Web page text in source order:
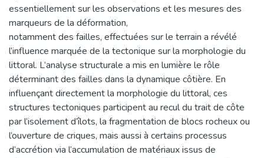
essentiellement sur les observations et les mesures des
marqueurs de la déformation,
notamment des failles, effectuées sur le terrain a révélé
l’influence marquée de la tectonique sur la morphologie du
littoral. L’analyse structurale a mis en lumière le rôle
déterminant des failles dans la dynamique côtière. En
influençant directement la morphologie du littoral, ces
structures tectoniques participent au recul du trait de côte
par l’isolement d’îlots, la fragmentation de blocs rocheux ou
l’ouverture de criques, mais aussi à certains processus
d’accrétion via l’accumulation de matériaux issus de